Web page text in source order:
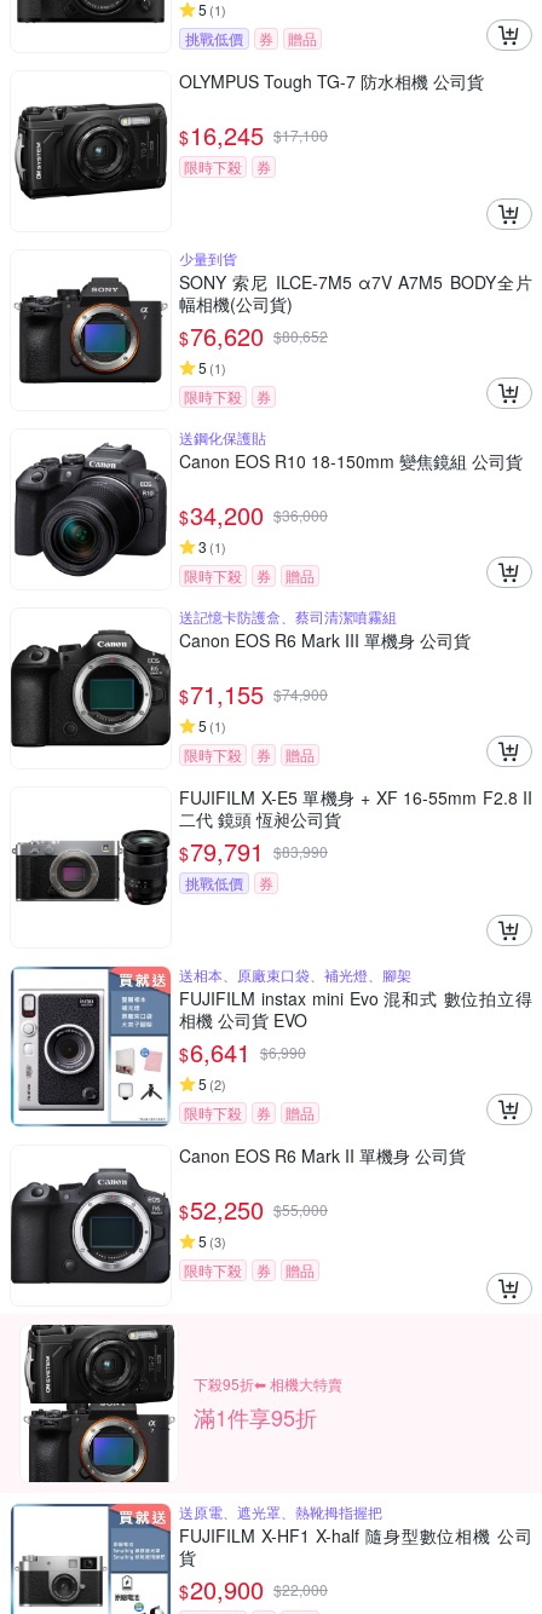
5 (1)
挑戰低價 券 贈品
OLYMPUS Tough TG-7 防水相機 公司貨
$16,245 $17,100
限時下殺
券
少量到貨
SONY 索尼 ILCE-7M5 α7V A7M5 BODY全片
幅相機(公司貨)
$76,620 $80,652
5 (1)
限時下殺
券
送鋼化保護貼
Canon EOS R10 18-150mm 變焦鏡組 公司貨
$34,200 $36,000
3 (1)
限時下殺 券
贈品
送記憶卡防護盒、蔡司清潔噴霧組
Canon EOS R6 Mark III 單機身 公司貨
$71,155 $74,900
5 (1)
限時下殺 券 贈品
FUJIFILM X-E5 單機身 + XF 16-55mm F2.8 II
二代 鏡頭 恆昶公司貨
$79,791 $83,990
挑戰低價
券
送相本、原廠束口袋、補光燈、腳架
FUJIFILM instax mini Evo 混和式 數位拍立得
相機 公司貨 EVO
$6,641 $6,990
5 (2)
限時下殺 券 贈品
Canon EOS R6 Mark II 單機身 公司貨
$52,250 $55,000
5 (3)
限時下殺 券 贈品
下殺95折⬅︎ 相機大特賣
滿1件享95折
送原電、遮光罩、熱靴拇指握把
FUJIFILM X-HF1 X-half 隨身型數位相機 公司
貨
$20,900 $22,000